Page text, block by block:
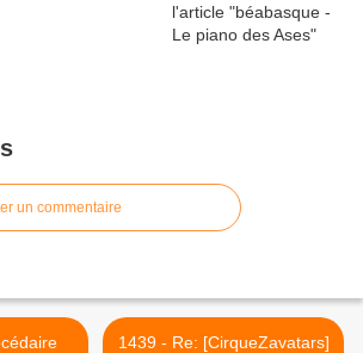
un commentaire
1439 - Re: [CirqueZavatars]